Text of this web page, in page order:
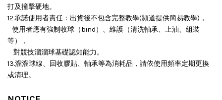
打及撞擊硬地。
12.承諾使用者責任：出貨後不包含完整教學(頻道提供簡易教學)，
使用者應有強制收球（bind）、維護（清洗軸承、上油、組裝
等），
對競技溜溜球基礎認知能力。
13.溜溜球線、回收膠貼、軸承等為消耗品，請依使用頻率定期更換
或清理。